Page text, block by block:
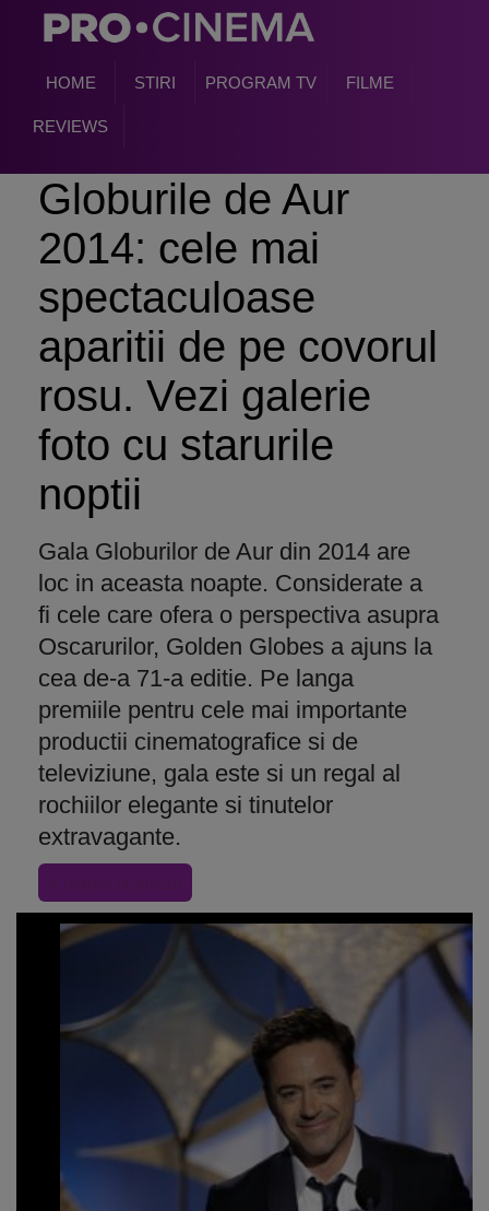
HOME STIRI PROGRAM TV FILME
REVIEWS
Globurile de Aur
2014: cele mai
spectaculoase
aparitii de pe covorul
rosu. Vezi galerie
foto cu starurile
noptii
Gala Globurilor de Aur din 2014 are
loc in aceasta noapte. Considerate a
fi cele care ofera o perspectiva asupra
Oscarurilor, Golden Globes a ajuns la
cea de-a 71-a editie. Pe langa
premiile pentru cele mai importante
productii cinematografice si de
televiziune, gala este si un regal al
rochiilor elegante si tinutelor
extravagante.